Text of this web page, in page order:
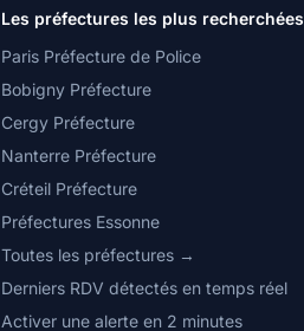
Les préfectures les plus recherchées
Paris Préfecture de Police
Bobigny Préfecture
Cergy Préfecture
Nanterre Préfecture
Créteil Préfecture
Préfectures Essonne
Toutes les préfectures →
Derniers RDV détectés en temps réel
Activer une alerte en 2 minutes